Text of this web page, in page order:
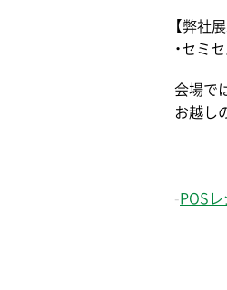
【弊社
・セミ
会場で
お越し
- POS